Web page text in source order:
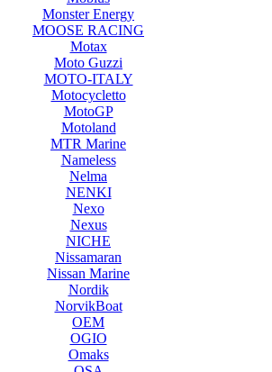
Monster Energy
MOOSE RACING
Motax
Moto Guzzi
MOTO-ITALY
Motocycletto
MotoGP
Motoland
MTR Marine
Nameless
Nelma
NENKI
Nexo
Nexus
NICHE
Nissamaran
Nissan Marine
Nordik
NorvikBoat
OEM
OGIO
Omaks